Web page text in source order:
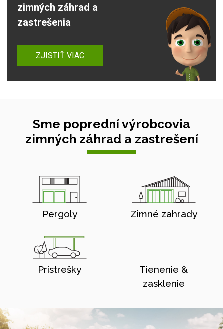
zimných záhrad a
zastrešenia
ZJISTIŤ VIAC
Sme poprední výrobcovia
zimných záhrad a zastrešení
Pergoly Zimné zahrady
Prístrešky
Tienenie &
zasklenie